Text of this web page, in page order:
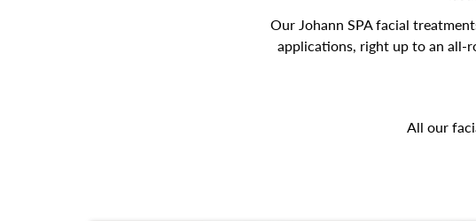
Our Johann SPA facial
applications, right up to an all-
All our